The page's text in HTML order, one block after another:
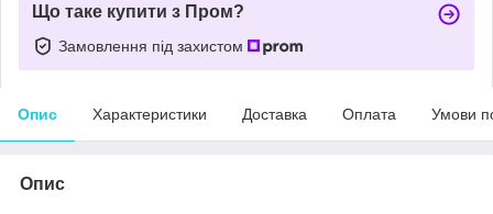
Що таке купити з Пром?
Замовлення під захистом
Опис Характеристики Доставка Оплата Умови
Опис